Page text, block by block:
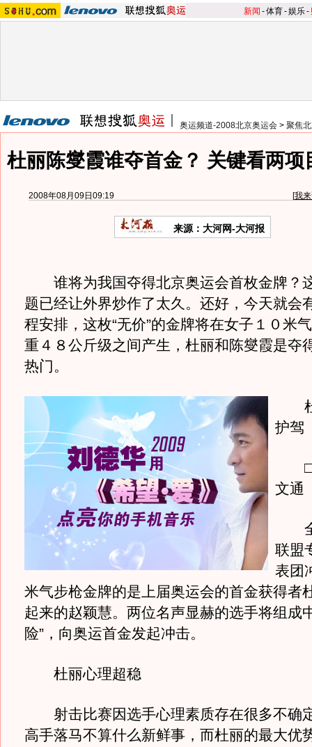
新闻 -体育-娱乐-
奥运频道-2008北京奥运会 > 聚焦
杜丽陈燮霞谁夺首金？ 关键看两项
2008年08月09日09:19 [我
来源：大河网-大河报
谁将为我国夺得北京奥运会首枚金牌？这
题已经让外界炒作了太久。还好，今天就会
程安排，这枚“无价”的金牌将在女子１０米
重４８公斤级之间产生，杜丽和陈燮霞是夺
热门。
杜
护驾
□
文通
全
联盟
表团
米气步枪金牌的是上届奥运会的首金获得者
起来的赵颖慧。两位名声显赫的选手将组成
险”，向奥运首金发起冲击。
杜丽心理超稳
射击比赛因选手心理素质存在很多不确
高手落马不算什么新鲜事，而杜丽的最大优